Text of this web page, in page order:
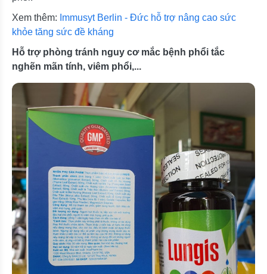
Xem thêm: Immusyt Berlin - Đức hỗ trợ nâng cao sức
khỏe tăng sức đề kháng
Hỗ trợ phòng tránh nguy cơ mắc bệnh phổi tắc
nghẽn mãn tính, viêm phổi,...